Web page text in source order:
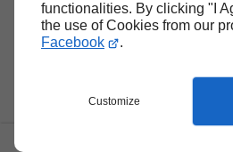
functionalities. By clicking "I
the use of Cookies from our
Facebook
.
Customize